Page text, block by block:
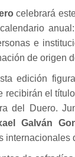
celebrará
e
de origen
edición
recibirán el
del Duero.
Galván
internacionales